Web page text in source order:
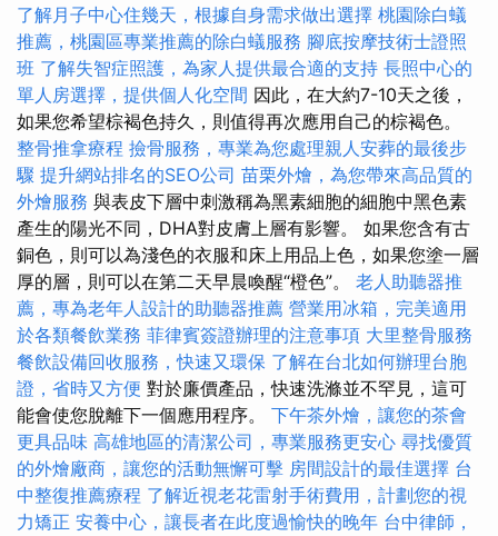
了解月子中心住幾天，根據自身需求做出選擇 桃園除白蟻
推薦，桃園區專業推薦的除白蟻服務 腳底按摩技術士證照
班 了解失智症照護，為家人提供最合適的支持 長照中心的
單人房選擇，提供個人化空間 因此，在大約7-10天之後，
如果您希望棕褐色持久，則值得再次應用自己的棕褐色。
整骨推拿療程 撿骨服務，專業為您處理親人安葬的最後步
驟 提升網站排名的SEO公司 苗栗外燴，為您帶來高品質的
外燴服務 與表皮下層中刺激稱為黑素細胞的細胞中黑色素
產生的陽光不同，DHA對皮膚上層有影響。 如果您含有古
銅色，則可以為淺色的衣服和床上用品上色，如果您塗一層
厚的層，則可以在第二天早晨喚醒“橙色”。 老人助聽器推
薦，專為老年人設計的助聽器推薦 營業用冰箱，完美適用
於各類餐飲業務 菲律賓簽證辦理的注意事項 大里整骨服務
餐飲設備回收服務，快速又環保 了解在台北如何辦理台胞
證，省時又方便 對於廉價產品，快速洗滌並不罕見，這可
能會使您脫離下一個應用程序。 下午茶外燴，讓您的茶會
更具品味 高雄地區的清潔公司，專業服務更安心 尋找優質
的外燴廠商，讓您的活動無懈可擊 房間設計的最佳選擇 台
中整復推薦療程 了解近視老花雷射手術費用，計劃您的視
力矯正 安養中心，讓長者在此度過愉快的晚年 台中律師，